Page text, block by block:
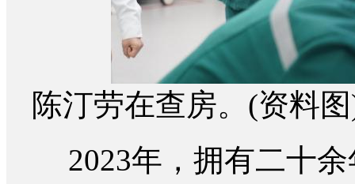
陈汀劳在查房。(资料
2023年，拥有二十余